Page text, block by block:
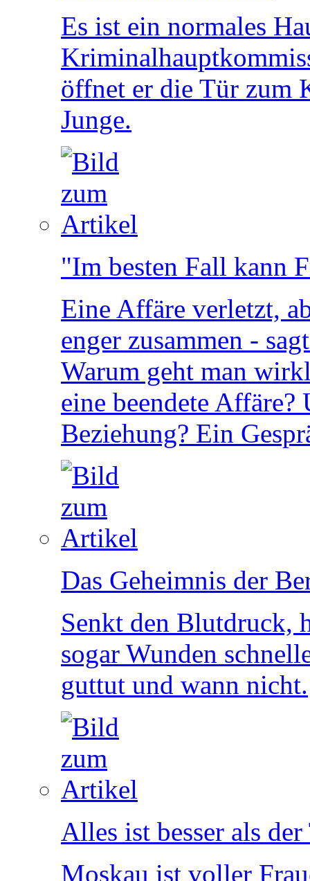
Es ist ein normales
öffnet er die Tür zum
Junge.
"Im besten Fall kann
Eine Affäre verletzt,
enger zusammen -
Warum geht man
eine beendete
Beziehung? Ein
Das Geheimnis der
Senkt den Blutdruck,
sogar Wunden
guttut und wann nicht.
Alles ist besser als der
Moskau ist voller